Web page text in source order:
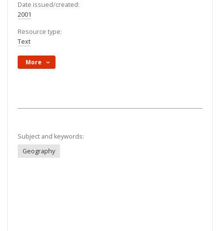
Date issued/created:
2001
Resource type:
Text
More
Subject and keywords:
Geography